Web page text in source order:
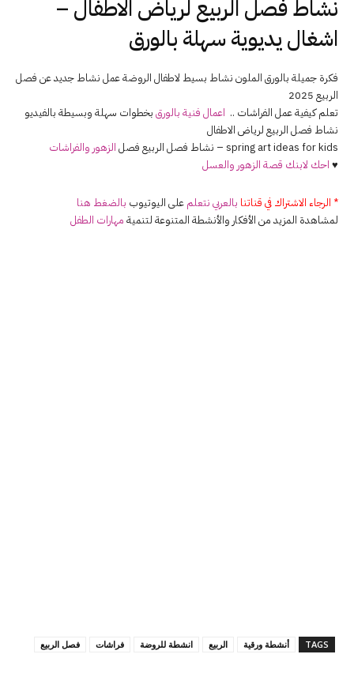
نشاط فصل الربيع لرياض الاطفال –
اشغال يديوية سهلة بالورق
فكرة جميلة بالورق الملون نشاط بسيط لاطفال الروضة عمل نشاط جديد عن فصل
الربيع 2025
تعلم كيفية عمل الفراشات .. اعمال فنية بالورق بخطوات سهلة وبسيطة بالفيديو
نشاط فصل الربيع لرياض الاطفال
spring art ideas for kids – نشاط فصل الربيع فصل
الزهور والفراشات
♥ احك لابنك قصة الزهور والعسل
* الرجاء الاشتراك في قناتنا بالعربي نتعلم على اليوتيوب بالضغط هنا
لمشاهدة المزيد من الأفكار والأنشطة المتنوعة لتنمية مهارات الطفل
TAGS أنشطة ورقية الربيع انشطة للروضة فراشات فصل الربيع